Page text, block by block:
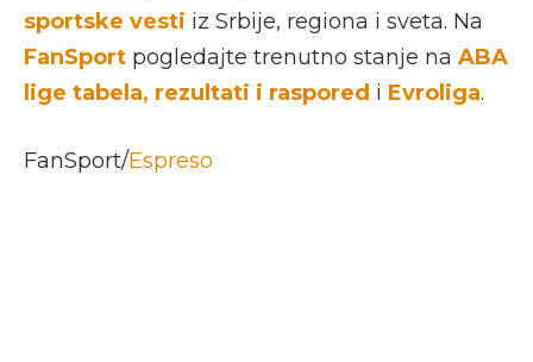
sportske vesti iz Srbije, regiona i sveta. Na
FanSport pogledajte trenutno stanje na ABA
lige tabela, rezultati i raspored i Evroliga.
FanSport/Espreso